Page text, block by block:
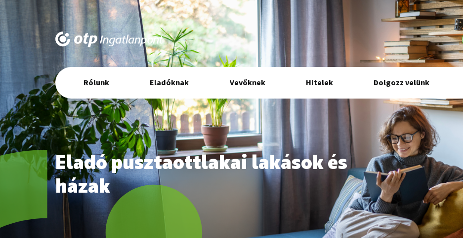
Elsődleges
navigáció
Rólunk Eladóknak Vevőknek Hitelek Dolgozz velünk
Eladó pusztaottlakai lakások és
házak